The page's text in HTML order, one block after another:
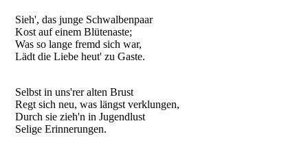
Sieh', das junge Schwalbenpaar
Kost auf einem Blütenaste;
Was so lange fremd sich war,
Lädt die Liebe heut' zu Gaste.
Selbst in uns'rer alten Brust
Regt sich neu, was längst verklungen,
Durch sie zieh'n in Jugendlust
Selige Erinnerungen.